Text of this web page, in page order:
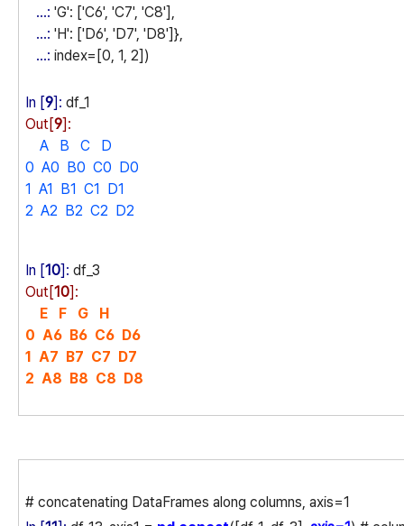
...: 'G': ['C6', 'C7', 'C8'],
...: 'H': ['D6', 'D7', 'D8']},
...: index=[0, 1, 2])
In [9]: df_1
Out[9]:
A B C D
0 A0 B0 C0 D0
1 A1 B1 C1 D1
2 A2 B2 C2 D2
In [10]: df_3
Out[10]:
E F G H
0 A6 B6 C6 D6
1 A7 B7 C7 D7
2 A8 B8 C8 D8
# concatenating DataFrames along columns, axis=1